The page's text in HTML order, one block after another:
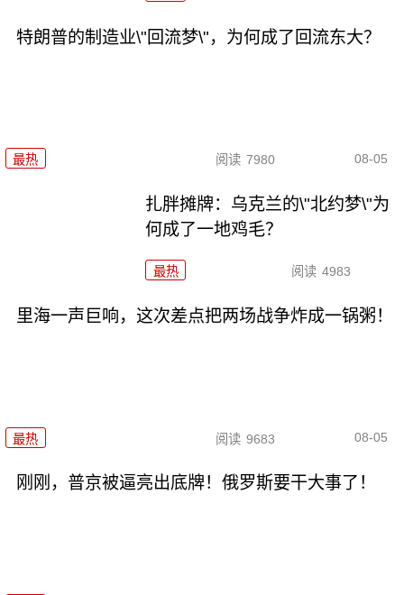
特朗普的制造业\"回流梦\"，为何成了回流东大？
最热 阅读 7980 08-05
扎胖摊牌：乌克兰的\"北约梦\"为
何成了一地鸡毛？
最热 阅读 4983
里海一声巨响，这次差点把两场战争炸成一锅粥！
最热 阅读 9683 08-05
刚刚，普京被逼亮出底牌！俄罗斯要干大事了！